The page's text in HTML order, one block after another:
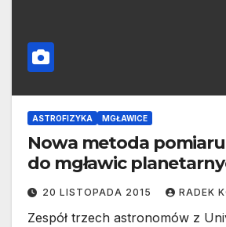
ASTROFIZYKA MGŁAWICE
Nowa metoda pomiaru
do mgławic
20 LISTOPADA 2015 RADEK
Zespół trzech astronomów z